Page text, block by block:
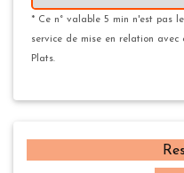
* Ce n° valable 5 min n'est pas
service de mise en relation avec
Plats.